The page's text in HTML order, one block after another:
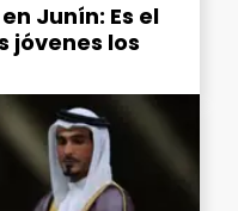
Junín: Es el
jóvenes los